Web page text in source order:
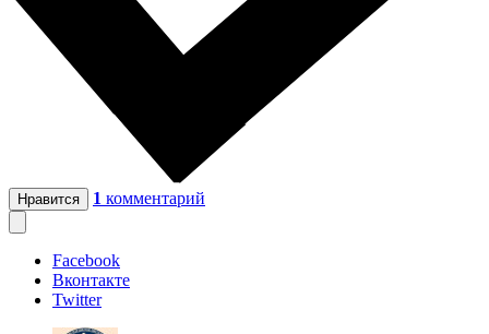
Нравится 1 комментарий
Facebook
Вконтакте
Twitter